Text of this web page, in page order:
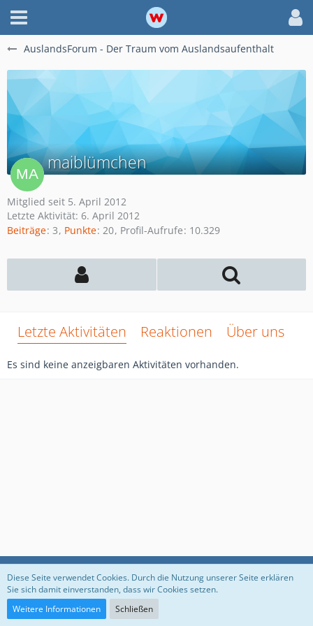
AuslandsForum - Der Traum vom Auslandsaufenthalt
maiblümchen
Mitglied seit 5. April 2012
Letzte Aktivität: 6. April 2012
Beiträge 3 Punkte 20 Profil-Aufrufe 10.329
Letzte Aktivitäten Reaktionen Über uns
Es sind keine anzeigbaren Aktivitäten vorhanden.
Datenschutzerklärung Impressum
Diese Seite verwendet Cookies. Durch die Nutzung unserer Seite erklären
Sie sich damit einverstanden, dass wir Cookies setzen.
Weitere Informationen
Schließen